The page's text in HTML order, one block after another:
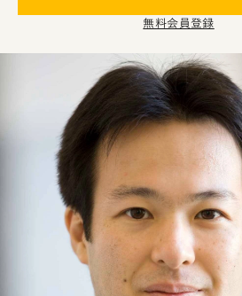
無料会員登録